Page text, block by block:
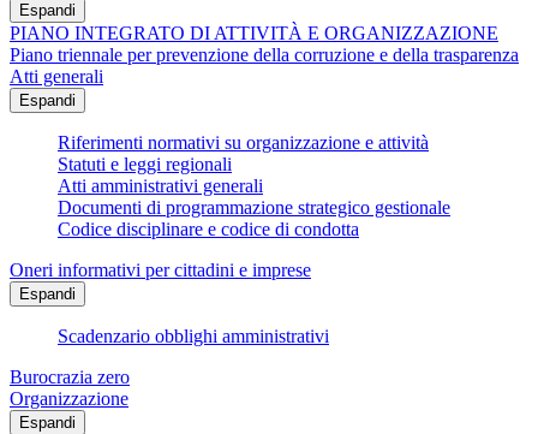
Espandi
PIANO INTEGRATO DI ATTIVITÀ E ORGANIZZAZIONE
Piano triennale per prevenzione della corruzione e della trasparenza
Atti generali
Espandi
Riferimenti normativi su organizzazione e attività
Statuti e leggi regionali
Atti amministrativi generali
Documenti di programmazione strategico gestionale
Codice disciplinare e codice di condotta
Oneri informativi per cittadini e imprese
Espandi
Scadenzario obblighi amministrativi
Burocrazia zero
Organizzazione
Espandi